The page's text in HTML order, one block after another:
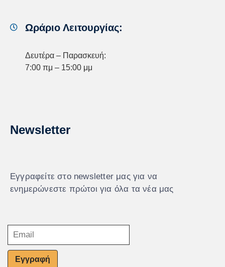
Ωράριο Λειτουργίας:
Δευτέρα – Παρασκευή:
7:00 πμ – 15:00 μμ
Newsletter
Εγγραφείτε στο newsletter μας για να
ενημερώνεστε πρώτοι για όλα τα νέα μας
Εγγραφή